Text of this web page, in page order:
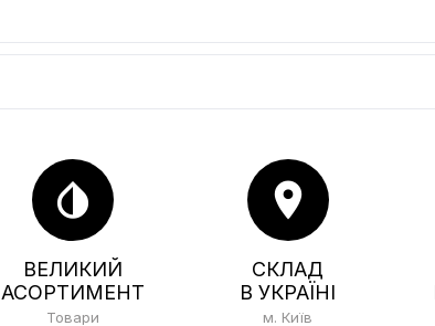
invert_colors
ВЕЛИКИЙ
АСОРТИМЕНТ
Товари
location_on
СКЛАД
В УКРАЇНІ
м. Київ